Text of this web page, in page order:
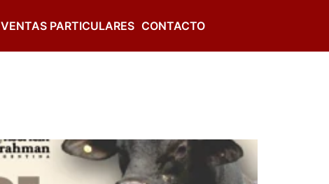
VENTAS PARTICULARES CONTACTO